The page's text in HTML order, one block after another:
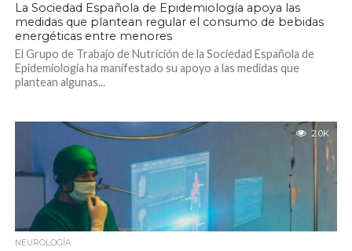
La Sociedad Española de Epidemiología apoya las
medidas que plantean regular el consumo de bebidas
energéticas entre menores
El Grupo de Trabajo de Nutrición de la Sociedad Española de
Epidemiología ha manifestado su apoyo a las medidas que
plantean algunas...
2.0K
NEUROLOGÍA